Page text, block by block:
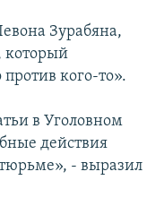
Зурабяна,
который
кого-то».
в Уголовном
действия
- выразил